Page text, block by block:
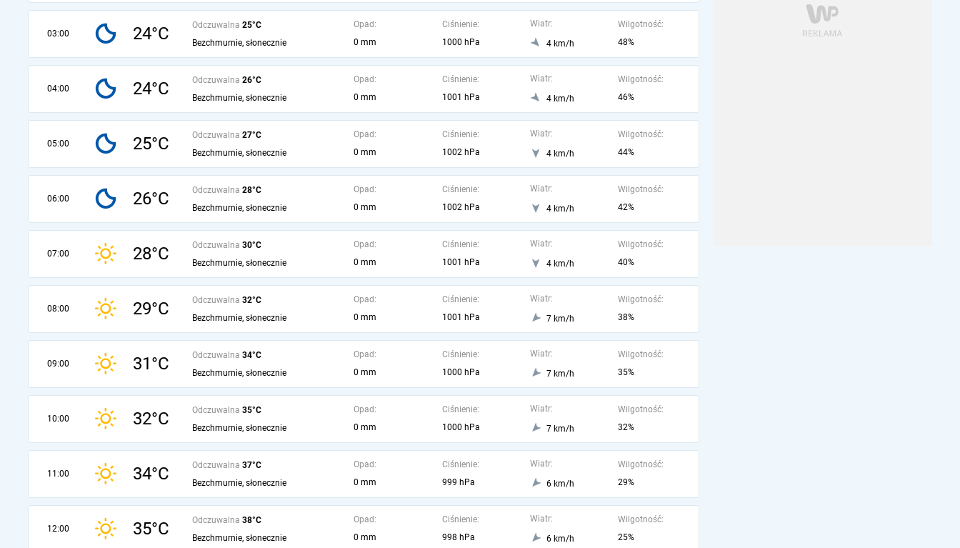
03:00 24°C Odczuwalna 25°C
Bezchmurnie, słonecznie
Opad:
0 mm
Ciśnienie:
1000 hPa
Wiatr:
4 km/h
Wilgotność:
48%
04:00 24°C Odczuwalna 26°C
Bezchmurnie, słonecznie
Opad:
0 mm
Ciśnienie:
1001 hPa
Wiatr:
4 km/h
Wilgotność:
46%
05:00 25°C Odczuwalna 27°C
Bezchmurnie, słonecznie
Opad:
0 mm
Ciśnienie:
1002 hPa
Wiatr:
4 km/h
Wilgotność:
44%
06:00 26°C Odczuwalna 28°C
Bezchmurnie, słonecznie
Opad:
0 mm
Ciśnienie:
1002 hPa
Wiatr:
4 km/h
Wilgotność:
42%
07:00 28°C Odczuwalna 30°C
Bezchmurnie, słonecznie
Opad:
0 mm
Ciśnienie:
1001 hPa
Wiatr:
4 km/h
Wilgotność:
40%
08:00 29°C Odczuwalna 32°C
Bezchmurnie, słonecznie
Opad:
0 mm
Ciśnienie:
1001 hPa
Wiatr:
7 km/h
Wilgotność:
38%
09:00 31°C Odczuwalna 34°C
Bezchmurnie, słonecznie
Opad:
0 mm
Ciśnienie:
1000 hPa
Wiatr:
7 km/h
Wilgotność:
35%
10:00 32°C Odczuwalna 35°C
Bezchmurnie, słonecznie
Opad:
0 mm
Ciśnienie:
1000 hPa
Wiatr:
7 km/h
Wilgotność:
32%
11:00 34°C Odczuwalna 37°C
Bezchmurnie, słonecznie
Opad:
0 mm
Ciśnienie:
999 hPa
Wiatr:
6 km/h
Wilgotność:
29%
12:00 35°C Odczuwalna 38°C
Bezchmurnie, słonecznie
Opad:
0 mm
Ciśnienie:
998 hPa
Wiatr:
6 km/h
Wilgotność:
25%